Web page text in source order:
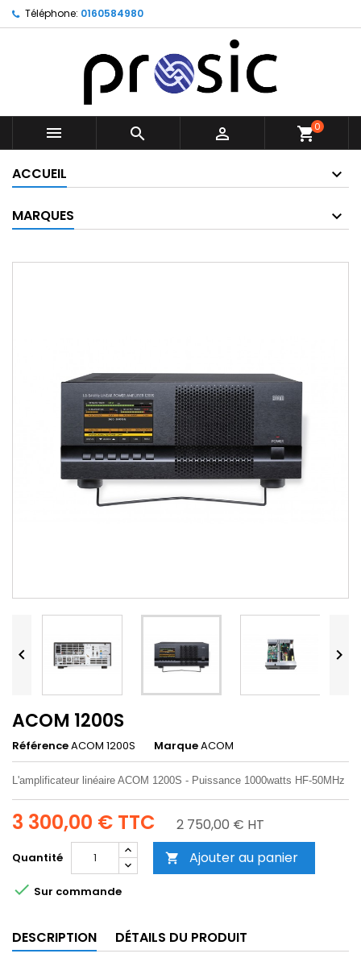
Téléphone: 0160584980
   shopping_cart0
ACCUEIL
MARQUES
 
ACOM 1200S
RéférenceACOM 1200S MarqueACOM
L'amplificateur linéaire ACOM 1200S - Puissance 1000watts HF-50MHz
3 300,00 € TTC 2 750,00 € HT
Quantité  Ajouter au panier
 Sur commande
DESCRIPTION DÉTAILS DU PRODUIT